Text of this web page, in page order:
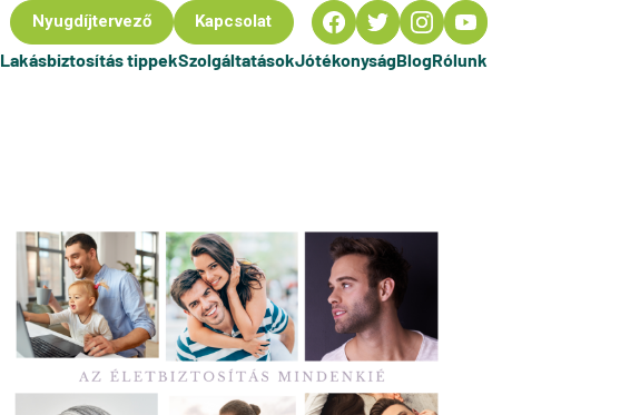
Nyugdíjtervező Kapcsolat
Lakásbiztosítás tippekSzolgáltatásokJótékonyságBlogRólunk